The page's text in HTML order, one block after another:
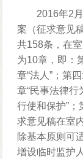
2016年2
案（征求意见
共158条，在
为10章，即：
章“法人”；第
章“民事法律行
行使和保护”；
求意见稿在室
除基本原则可
增设临时监护